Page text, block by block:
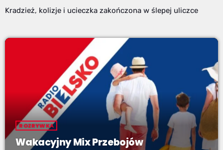
Kradzież, kolizje i ucieczka zakończona w ślepej uliczce
ROZRYWKA
Wakacyjny Mix Przebojów